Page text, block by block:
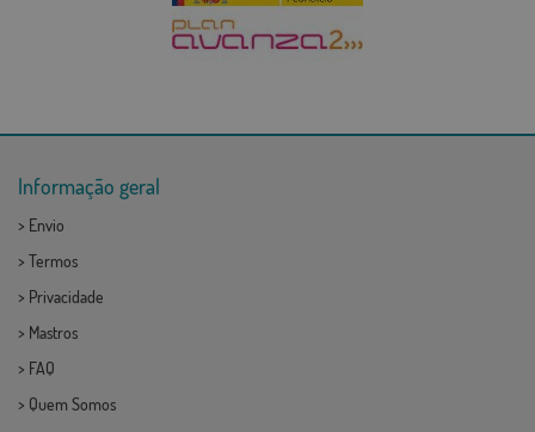
Informação geral
> Envio
> Termos
> Privacidade
> Mastros
> FAQ
> Quem Somos